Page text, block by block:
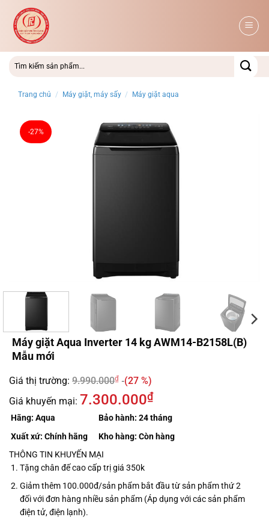
qua
dung
Trang chủ / Máy giặt, máy sấy / Máy giặt aqua
-27%
Máy giặt Aqua Inverter 14 kg AWM14-B2158L(B)
Mẫu mới
Giá thị trường: 9.990.000₫
(27 %)
Giá khuyến mại: 7.300.000₫
Hãng: Aqua
Xuất xứ: Chính hãng
Bảo hành: 24 tháng
Kho hàng: Còn hàng
THÔNG TIN KHUYẾN MẠI
Tặng chân đế cao cấp trị giá 350k
Giảm thêm 100.000đ/sản phẩm bắt đầu từ sản phẩm thứ 2
đối với đơn hàng nhiều sản phẩm (Áp dụng với các sản phẩm
điện tử, điện lạnh).